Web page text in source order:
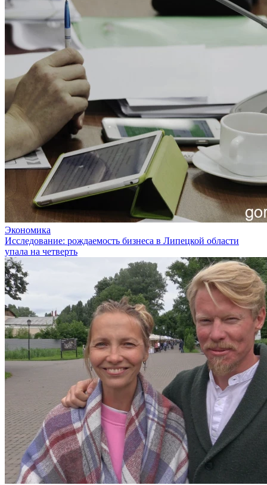
Экономика
Исследование: рождаемость бизнеса в Липецкой области
упала на четверть